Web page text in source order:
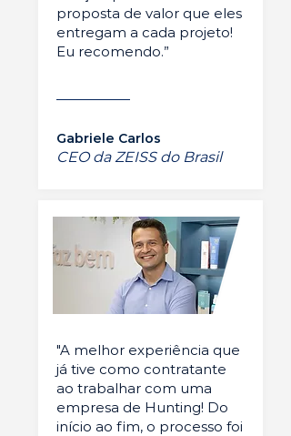
proposta de valor que eles
entregam a cada projeto!
Eu recomendo.”
Gabriele Carlos
CEO da ZEISS do Brasil
"A melhor experiência que
já tive como contratante
ao trabalhar com uma
empresa de Hunting! Do
início ao fim, o processo foi